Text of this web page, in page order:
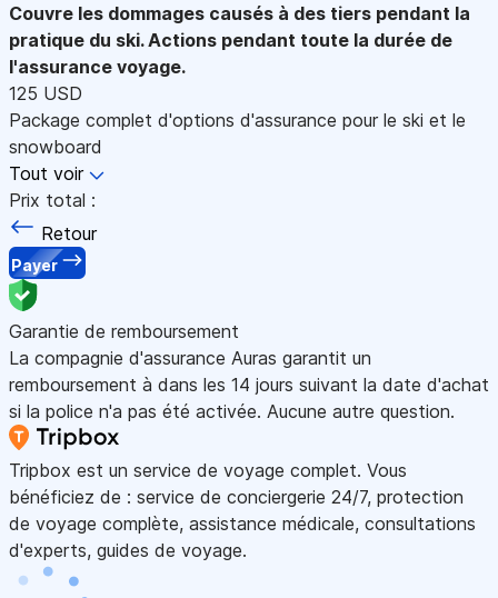
Couvre les dommages causés à des tiers pendant la
pratique du ski. Actions pendant toute la durée de
l'assurance voyage.
125 USD
Package complet d'options d'assurance pour le ski et le
snowboard
Tout voir
Prix total :
Retour
Payer
Garantie de remboursement
La compagnie d'assurance Auras garantit un
remboursement à dans les 14 jours suivant la date d'achat
si la police n'a pas été activée. Aucune autre question.
Tripbox est un service de voyage complet. Vous
bénéficiez de : service de conciergerie 24/7, protection
de voyage complète, assistance médicale, consultations
d'experts, guides de voyage.